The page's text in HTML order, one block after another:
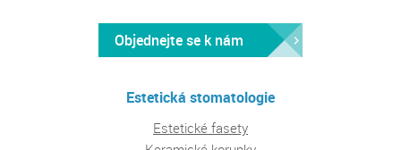
Objednejte se k nám
Estetická stomatologie
Estetické fasety